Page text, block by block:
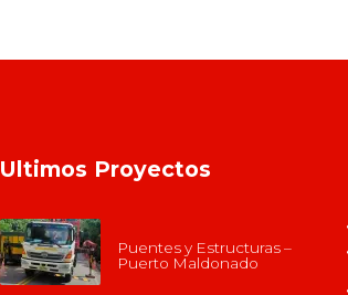
Ultimos Proyectos
Puentes y Estructuras –
Puerto Maldonado